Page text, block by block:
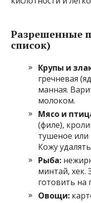
Разрешенные
список)
Крупы и
гречневая
манная.
молоком.
Мясо и
(филе),
тушеное или
Кожу
Рыба:
минтай, хек.
готовить на
Овощи: